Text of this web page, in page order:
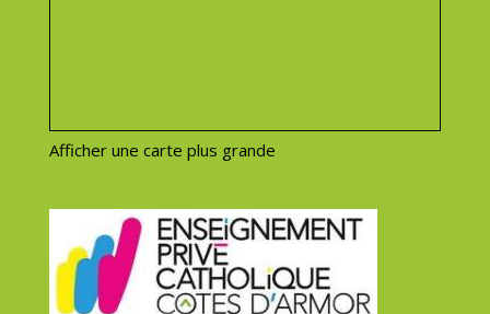
Afficher une carte plus grande